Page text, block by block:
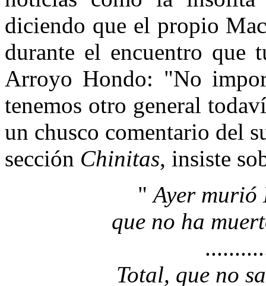
diciendo que el propio
durante el encuentro que
Arroyo Hondo: "No
tenemos otro general
un chusco comentario del
sección Chinitas, insiste
" Ayer murió
que no ha
Total, que no